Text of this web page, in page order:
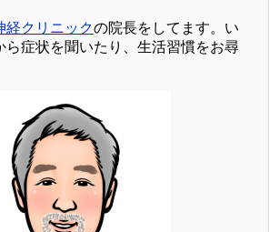
経クリニックの院長をしてます。い
ら症状を聞いたり、生活習慣をお尋